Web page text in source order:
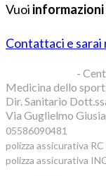
Vuoi
Contattaci e sarai
-
Medicina dello
Dir. Sanitario
Via Guglielmo
05586090481
polizza assicurativa
polizza assicurativa